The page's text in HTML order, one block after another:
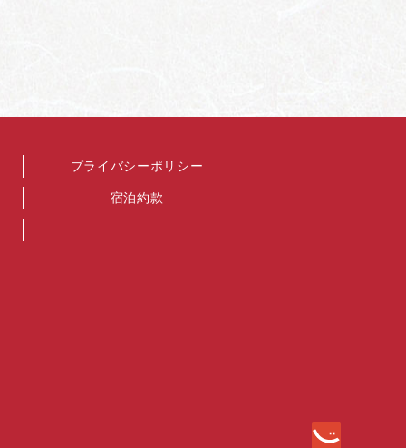
プライバシーポリシー
宿泊約款